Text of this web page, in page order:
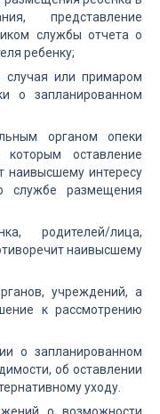
представление
службы отчета о
ребенку;
или примаром
о запланированном
органом опеки
оставление
наивысшему интересу
службе размещения
родителей/лица,
наивысшему
учреждений, а
к рассмотрению
о запланированном
об оставлении
уходу.